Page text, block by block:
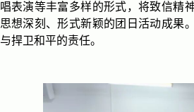
唱表演等丰富多样的形式，将致信精
思想深刻、形式新颖的团日活动成果
与捍卫和平的责任。